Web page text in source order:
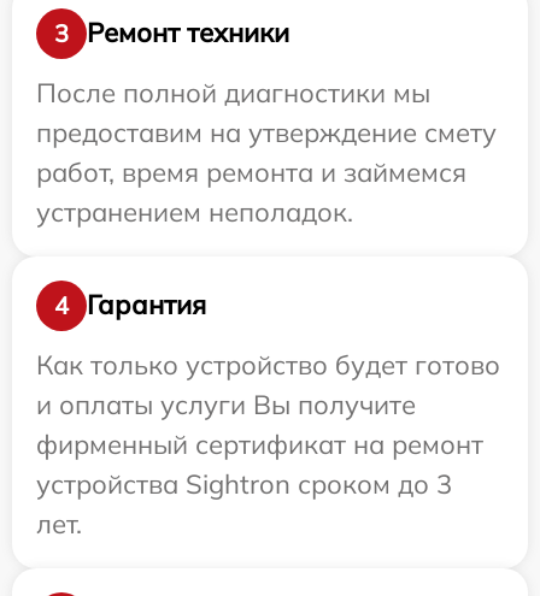
3
Ремонт техники
После полной диагностики мы
предоставим на утверждение смету
работ, время ремонта и займемся
устранением неполадок.
4
Гарантия
Как только устройство будет готово
и оплаты услуги Вы получите
фирменный сертификат на ремонт
устройства Sightron сроком до 3
лет.